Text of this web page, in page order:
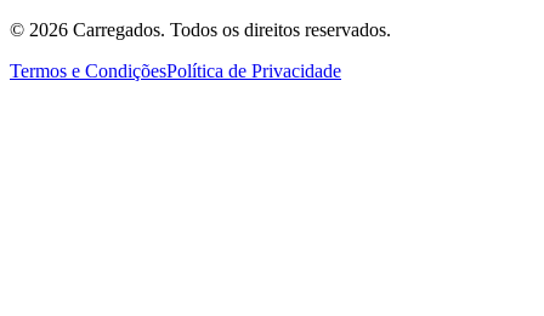
© 2026 Carregados. Todos os direitos reservados.
Termos e CondiçõesPolítica de Privacidade